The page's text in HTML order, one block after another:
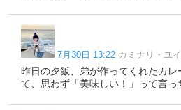
7月30日 13:22 カミナリ・ユ
昨日の夕飯、弟が作ってくれたカレ
て、思わず「美味しい！」って言っ